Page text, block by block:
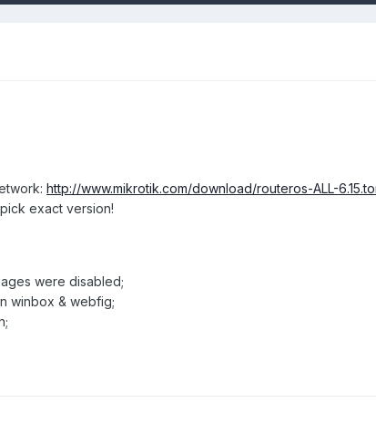
http://www.mikrotik.com/download/routeros-ALL-
exact version!
were disabled;
winbox & webfig;